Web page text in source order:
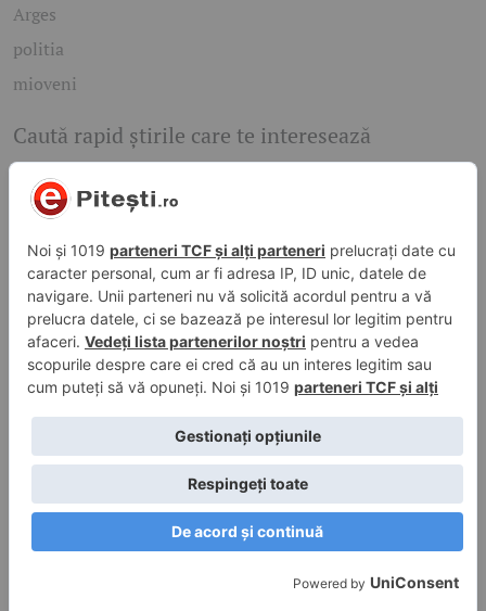
Arges
politia
mioveni
Caută rapid știrile care te interesează
Găsește cele mai recente știri, evenimente și subiecte de
interes din orașul tău. Introdu un cuvânt-cheie și descoperă
informațiile de care ai nevoie!
Caută
© 2026 ePitesti.ro | Toate drepturile rezervate. | Site